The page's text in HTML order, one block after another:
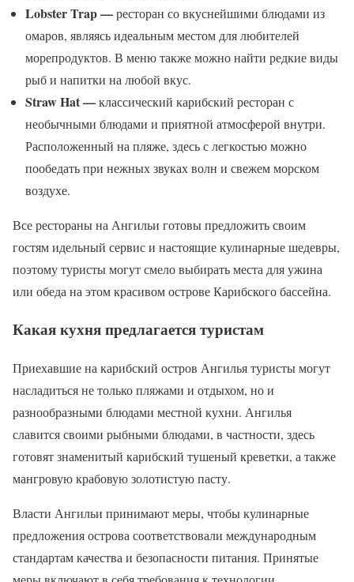
Lobster Trap —ресторан со вкуснейшими блюдами из
омаров, являясь идеальным местом для любителей
морепродуктов. В меню также можно найти редкие виды
рыб и напитки на любой вкус.
Straw Hat —классический карибский ресторан с
необычными блюдами и приятной атмосферой внутри.
Расположенный на пляже, здесь с легкостью можно
пообедать при нежных звуках волн и свежем морском
воздухе.
Все рестораны на Ангильи готовы предложить своим
гостям идельный сервис и настоящие кулинарные шедевры,
поэтому туристы могут смело выбирать места для ужина
или обеда на этом красивом острове Карибского бассейна.
Какая кухня предлагается туристам
Приехавшие на карибский остров Ангилья туристы могут
насладиться не только пляжами и отдыхом, но и
разнообразными блюдами местной кухни. Ангилья
славится своими рыбными блюдами, в частности, здесь
готовят знаменитый карибский тушеный креветки, а также
мангровую крабовую золотистую пасту.
Власти Ангильи принимают меры, чтобы кулинарные
предложения острова соответствовали международным
стандартам качества и безопасности питания. Принятые